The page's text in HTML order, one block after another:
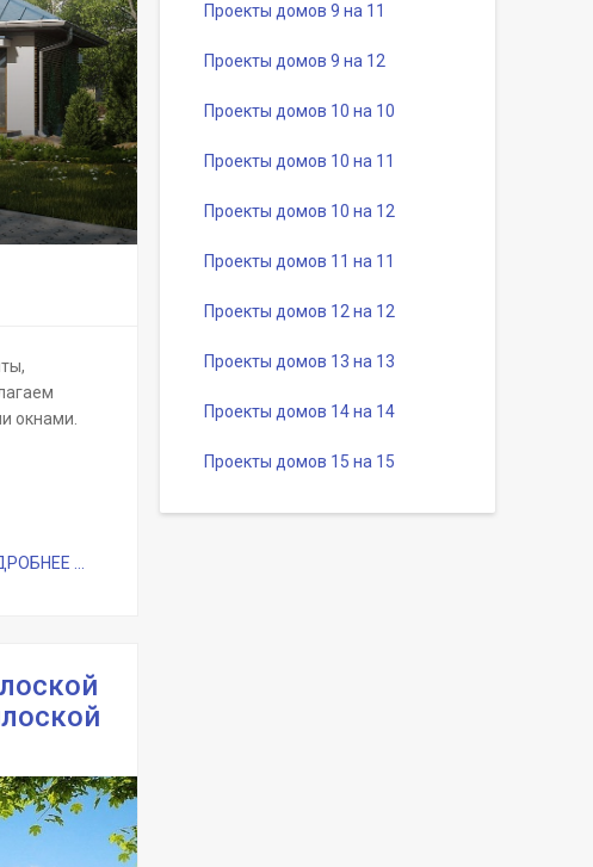
окнами.
...
Проекты домов 9 на 11
Проекты домов 9 на 12
Проекты домов 10 на 10
Проекты домов 10 на 11
Проекты домов 10 на 12
Проекты домов 11 на 11
Проекты домов 12 на 12
Проекты домов 13 на 13
Проекты домов 14 на 14
Проекты домов 15 на 15